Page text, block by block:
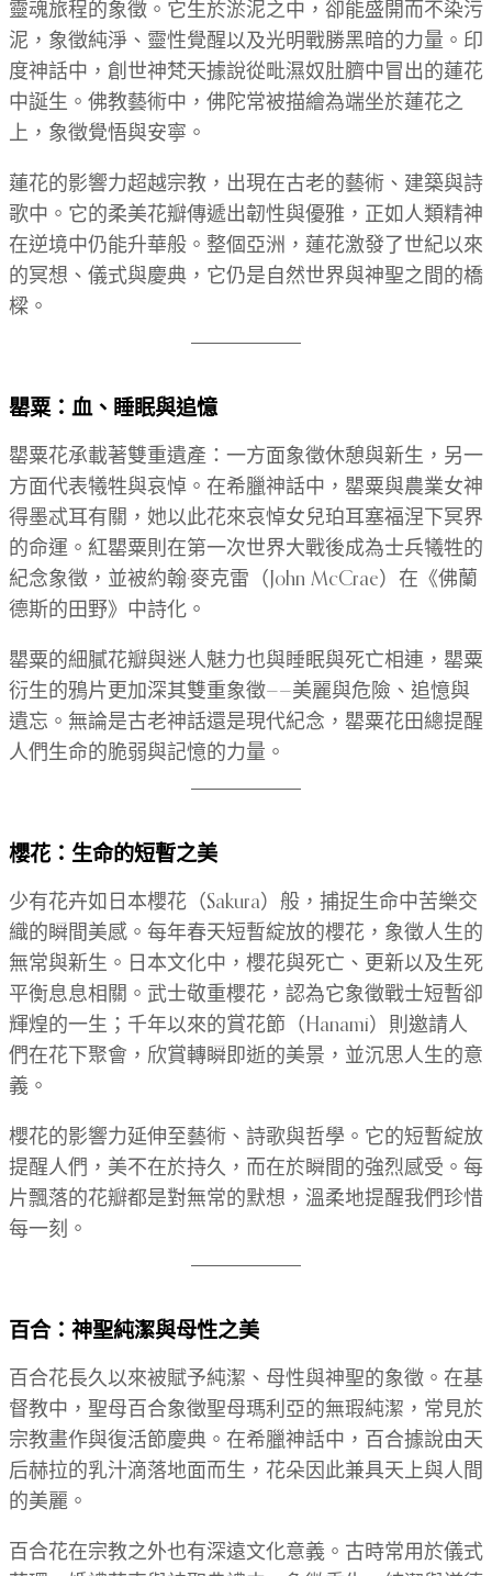
靈魂旅程的象徵。它生於淤泥之中，卻能盛開而不染污
泥，象徵純淨、靈性覺醒以及光明戰勝黑暗的力量。印
度神話中，創世神梵天據說從毗濕奴肚臍中冒出的蓮花
中誕生。佛教藝術中，佛陀常被描繪為端坐於蓮花之
上，象徵覺悟與安寧。
蓮花的影響力超越宗教，出現在古老的藝術、建築與詩
歌中。它的柔美花瓣傳遞出韌性與優雅，正如人類精神
在逆境中仍能升華般。整個亞洲，蓮花激發了世紀以來
的冥想、儀式與慶典，它仍是自然世界與神聖之間的橋
樑。
罌粟：血、睡眠與追憶
罌粟花承載著雙重遺產：一方面象徵休憩與新生，另一
方面代表犧牲與哀悼。在希臘神話中，罌粟與農業女神
得墨忒耳有關，她以此花來哀悼女兒珀耳塞福涅下冥界
的命運。紅罌粟則在第一次世界大戰後成為士兵犧牲的
紀念象徵，並被約翰·麥克雷（John McCrae）在《佛蘭
德斯的田野》中詩化。
罌粟的細膩花瓣與迷人魅力也與睡眠與死亡相連，罌粟
衍生的鴉片更加深其雙重象徵——美麗與危險、追憶與
遺忘。無論是古老神話還是現代紀念，罌粟花田總提醒
人們生命的脆弱與記憶的力量。
櫻花：生命的短暫之美
少有花卉如日本櫻花（Sakura）般，捕捉生命中苦樂交
織的瞬間美感。每年春天短暫綻放的櫻花，象徵人生的
無常與新生。日本文化中，櫻花與死亡、更新以及生死
平衡息息相關。武士敬重櫻花，認為它象徵戰士短暫卻
輝煌的一生；千年以來的賞花節（Hanami）則邀請人
們在花下聚會，欣賞轉瞬即逝的美景，並沉思人生的意
義。
櫻花的影響力延伸至藝術、詩歌與哲學。它的短暫綻放
提醒人們，美不在於持久，而在於瞬間的強烈感受。每
片飄落的花瓣都是對無常的默想，溫柔地提醒我們珍惜
每一刻。
百合：神聖純潔與母性之美
百合花長久以來被賦予純潔、母性與神聖的象徵。在基
督教中，聖母百合象徵聖母瑪利亞的無瑕純潔，常見於
宗教畫作與復活節慶典。在希臘神話中，百合據說由天
后赫拉的乳汁滴落地面而生，花朵因此兼具天上與人間
的美麗。
百合花在宗教之外也有深遠文化意義。古時常用於儀式